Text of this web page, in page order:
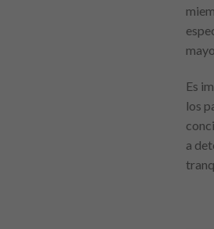
Es
los
a